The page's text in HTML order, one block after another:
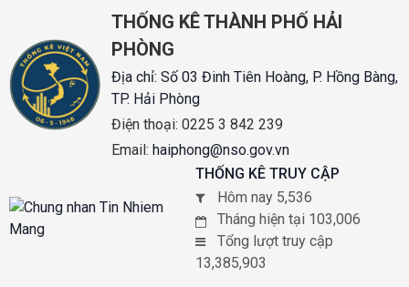
THỐNG KÊ THÀNH PHỐ HẢI
PHÒNG
Địa chỉ: Số 03 Đinh Tiên Hoàng, P. Hồng Bàng,
TP. Hải Phòng
Điện thoại: 0225 3 842 239
Email: haiphong@nso.gov.vn
THỐNG KÊ TRUY CẬP
Hôm nay 5,536
Tháng hiện tại 103,006
Tổng lượt truy cập
13,385,903